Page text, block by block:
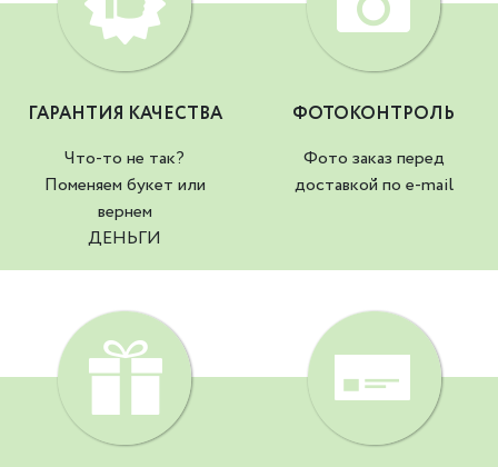
ГАРАНТИЯ КАЧЕСТВА
Что-то не так?
Поменяем букет или
вернем
ДЕНЬГИ
ФОТОКОНТРОЛЬ
Фото заказ перед
доставкой по e-mail